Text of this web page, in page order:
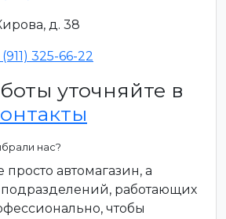
д. 38
325-66-22
уточняйте в
нас?
автомагазин, а
подразделений, работающих
чтобы